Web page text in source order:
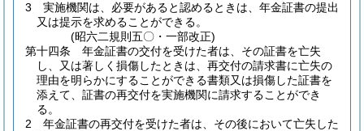
3
実施機関は、必要があると認めるときは、年金証書の提出
又は提示を求めることができる。
(昭六二規則五〇・一部改正)
第十四条
年金証書の交付を受けた者は、その証書を亡失
し、又は著しく損傷したときは、再交付の請求書に亡失の
理由を明らかにすることができる書類又は損傷した証書を
添えて、証書の再交付を実施機関に請求することができ
る。
2
年金証書の再交付を受けた者は、その後において亡失した